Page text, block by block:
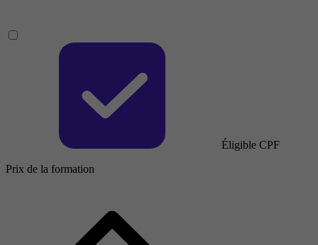
Éligible CPF
Prix de la formation